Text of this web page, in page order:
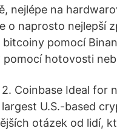
nejlépe na
o naprosto nejlepší
pomocí
hotovosti
2. Coinbase Ideal for
largest U.S.-based
otázek od lidí,